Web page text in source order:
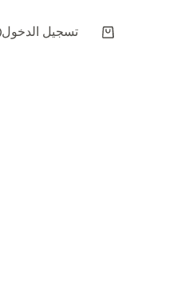
عربة
تسجيل الدخول